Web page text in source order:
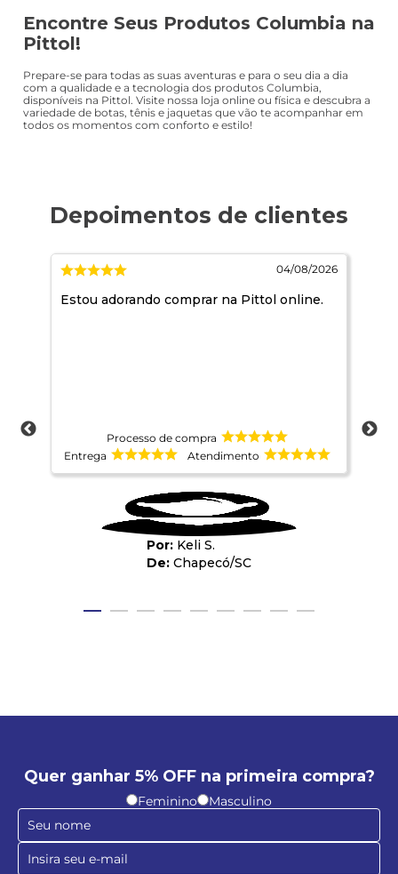
Encontre Seus Produtos Columbia na
Pittol!
Prepare-se para todas as suas aventuras e para o seu dia a dia
com a qualidade e a tecnologia dos produtos Columbia,
disponíveis na Pittol. Visite nossa loja online ou física e descubra a
variedade de botas, tênis e jaquetas que vão te acompanhar em
todos os momentos com conforto e estilo!
04/08/2026
Estou adorando comprar na Pittol online.
Processo de compra
Entrega
Atendimento
Keli S.
Chapecó/SC
Quer ganhar 5% OFF na primeira compra?
Feminino Masculino